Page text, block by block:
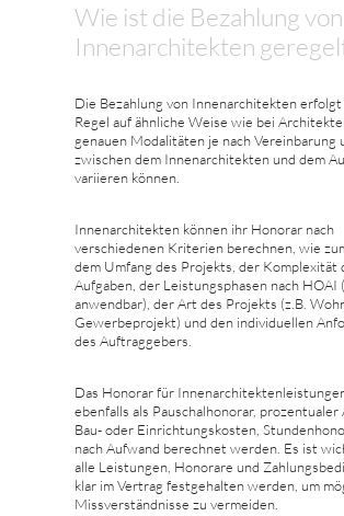
Wie ist die Bezahlung von
Innenarchitekten
Die Bezahlung von Innenarchitekten
Regel auf ähnliche Weise wie bei
genauen Modalitäten je nach Vereinbarung
zwischen dem Innenarchitekten und dem
variieren können.
Innenarchitekten können ihr Honorar nach
verschiedenen Kriterien berechnen, wie
dem Umfang des Projekts, der Komplexität
Aufgaben, der Leistungsphasen nach HOAI
anwendbar), der Art des Projekts (z.B.
Gewerbeprojekt) und den individuellen
des Auftraggebers.
Das Honorar für
ebenfalls als Pauschalhonorar,
Bau- oder Einrichtungskosten,
nach Aufwand berechnet werden. Es ist
alle Leistungen, Honorare und
klar im Vertrag festgehalten werden, um
Missverständnisse zu vermeiden.